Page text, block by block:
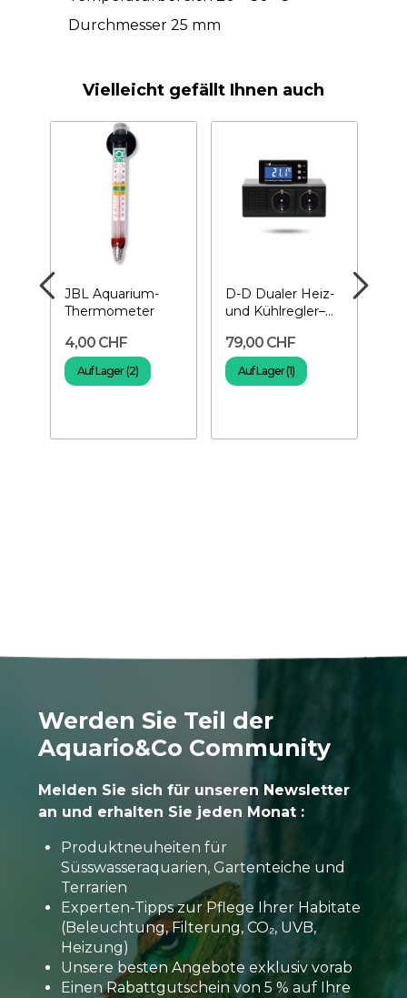
Durchmesser 25 mm
Vielleicht gefällt Ihnen auch
JBL Aquarium-
Thermometer
4,00 CHF
Auf Lager (2)
D-D Dualer Heiz-
und Kühlregler–
Aquarien
79,00 CHF
Auf Lager (1)
Werden Sie Teil der
Aquario&Co Community
Melden Sie sich für unseren Newsletter
an und erhalten Sie jeden Monat :
Produktneuheiten für
Süsswasseraquarien, Gartenteiche und
Terrarien
Experten-Tipps zur Pflege Ihrer Habitate
(Beleuchtung, Filterung, CO₂, UVB,
Heizung)
Unsere besten Angebote exklusiv vorab
Einen Rabattgutschein von 5 % auf Ihre